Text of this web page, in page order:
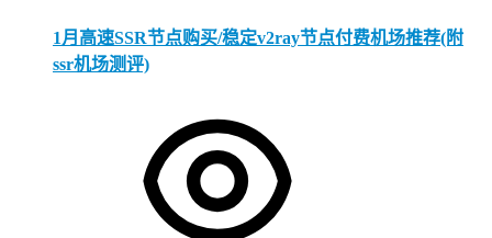
1月高速SSR节点购买/稳定v2ray节点付费机场推荐(附
ssr机场测评)